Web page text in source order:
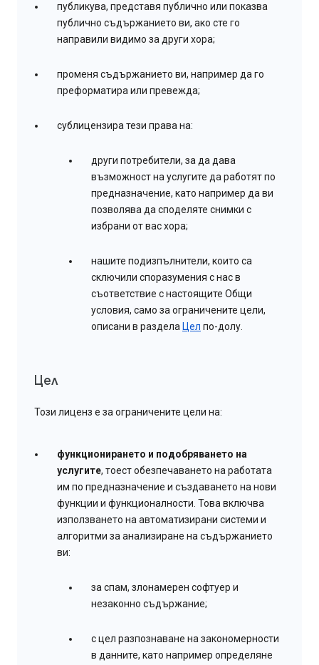
публикува, представя публично или показва
публично съдържанието ви, ако сте го
направили видимо за други хора;
променя съдържанието ви, например да го
преформатира или превежда;
сублицензира тези права на:
други потребители, за да дава
възможност на услугите да работят по
предназначение, като например да ви
позволява да споделяте снимки с
избрани от вас хора;
нашите подизпълнители, които са
сключили споразумения с нас в
съответствие с настоящите Общи
условия, само за ограничените цели,
описани в раздела Цел по-долу.
Цел
Този лиценз е за ограничените цели на:
функционирането и подобряването на
услугите, тоест обезпечаването на работата
им по предназначение и създаването на нови
функции и функционалности. Това включва
използването на автоматизирани системи и
алгоритми за анализиране на съдържанието
ви:
за спам, злонамерен софтуер и
незаконно съдържание;
с цел разпознаване на закономерности
в данните, като например определяне